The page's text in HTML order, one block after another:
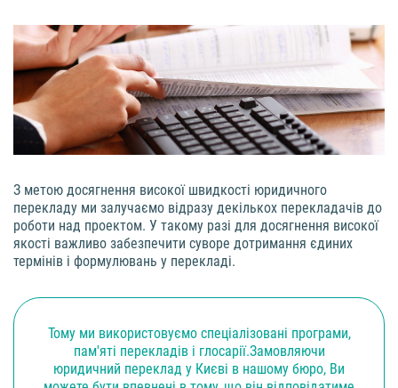
З метою досягнення високої швидкості юридичного
перекладу ми залучаємо відразу декількох перекладачів до
роботи над проектом. У такому разі для досягнення високої
якості важливо забезпечити суворе дотримання єдиних
термінів і формулювань у перекладі.
Тому ми використовуємо спеціалізовані програми,
пам'яті перекладів і глосарії.Замовляючи
юридичний переклад у Києві в нашому бюро, Ви